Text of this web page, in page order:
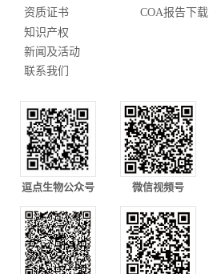
资质证书
知识产权
新闻及活动
联系我们
COA报告下载
逗点生物公众号 微信视频号